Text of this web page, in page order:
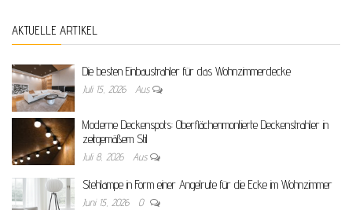
AKTUELLE ARTIKEL
Die besten Einbaustrahler für das Wohnzimmerdecke
Juli 15, 2026 Aus
Moderne Deckenspots: Oberflächenmontierte Deckenstrahler in
zeitgemäßem Stil
Juli 8, 2026 Aus
Stehlampe in Form einer Angelrute für die Ecke im Wohnzimmer
Juni 15, 2026 0